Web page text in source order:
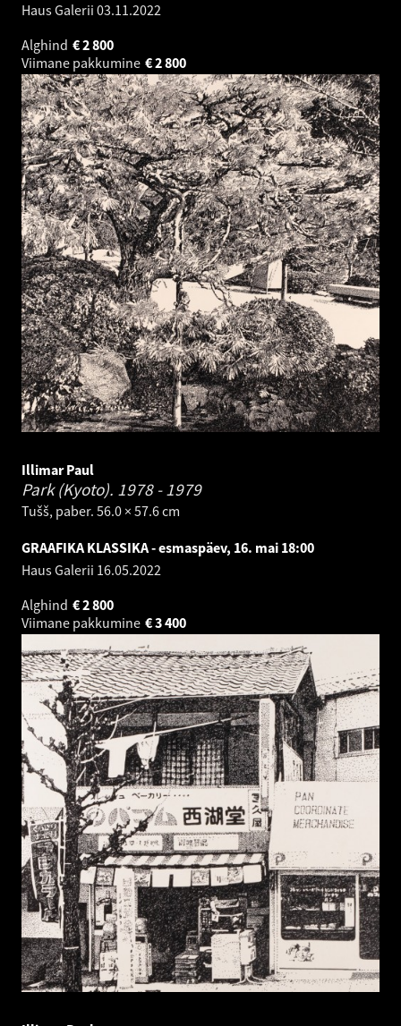
Haus Galerii 03.11.2022
Alghind
2 800
€
Viimane pakkumine
2 800
€
Illimar Paul
Park (Kyoto). 1978 - 1979
Tušš, paber. 56.0 × 57.6 cm
GRAAFIKA KLASSIKA - esmaspäev, 16. mai 18:00
Haus Galerii 16.05.2022
Alghind
2 800
€
Viimane pakkumine
3 400
€